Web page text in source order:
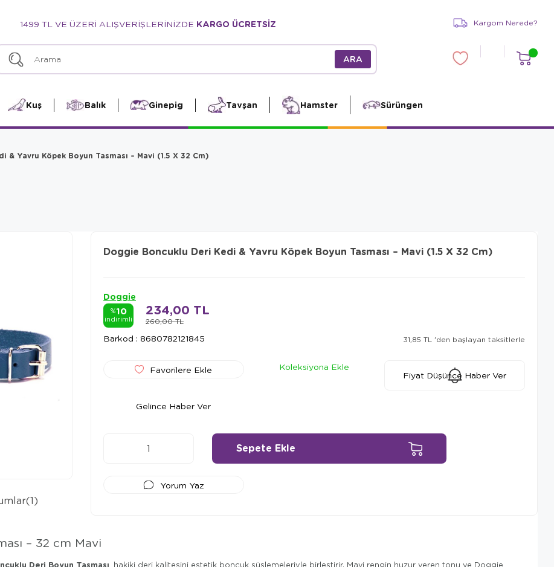
1499 TL VE ÜZERİ ALIŞVERİŞLERİNİZDE KARGO ÜCRETSİZ Kargom Nerede?
Kuş Balık Ginepig Tavşan Hamster Sürüngen
& Yavru Köpek Boyun Tasması – Mavi (1.5 X 32 Cm)
Doggie Boncuklu Deri Kedi & Yavru Köpek Boyun Tasması – Mavi (1.5 X 32 Cm)
Doggie
%10
indirimli 260,00 TL
234,00 TL
Barkod : 8680782121845 31,85 TL 'den başlayan taksitlerle
Favorilere Ekle
Koleksiyona Ekle
Fiyat Düşünce Haber Ver
Gelince Haber Ver
Yorum Yaz
(1)
– 32 cm Mavi
, hakiki deri kalitesini estetik boncuk süslemeleriyle birleştirir. Mavi rengin huzur veren tonu ve Doggie